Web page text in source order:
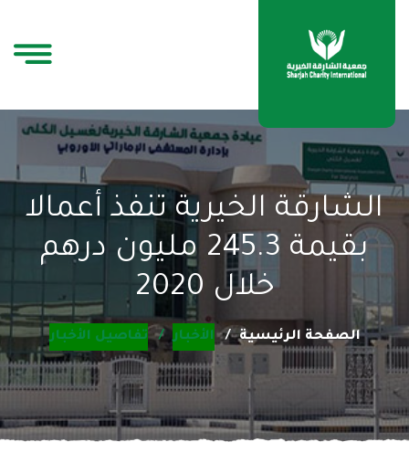
الشارقة الخيرية تنفذ أعمالا
بقيمة 245.3 مليون درهم
خلال 2020
الصفحة الرئيسية الأخبار تفاصيل الأخبار